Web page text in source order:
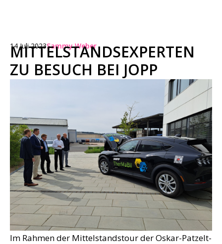
MITTELSTANDSEXPERTEN
ZU BESUCH BEI JOPP
14 Juli 2023Sammy Weber
Im Rahmen der Mittelstandstour der Oskar-Patzelt-